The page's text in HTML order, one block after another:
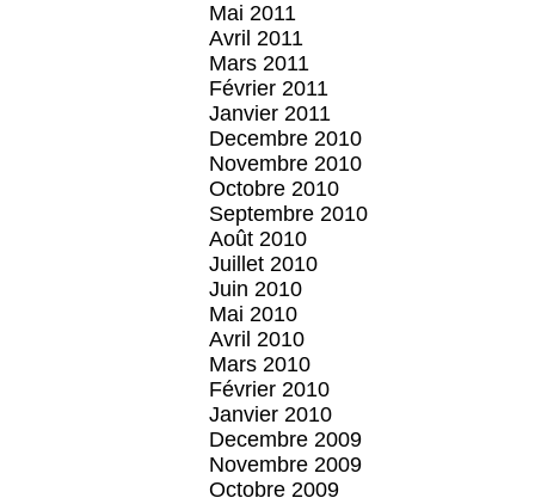
Mai 2011
Avril 2011
Mars 2011
Février 2011
Janvier 2011
Decembre 2010
Novembre 2010
Octobre 2010
Septembre 2010
Août 2010
Juillet 2010
Juin 2010
Mai 2010
Avril 2010
Mars 2010
Février 2010
Janvier 2010
Decembre 2009
Novembre 2009
Octobre 2009